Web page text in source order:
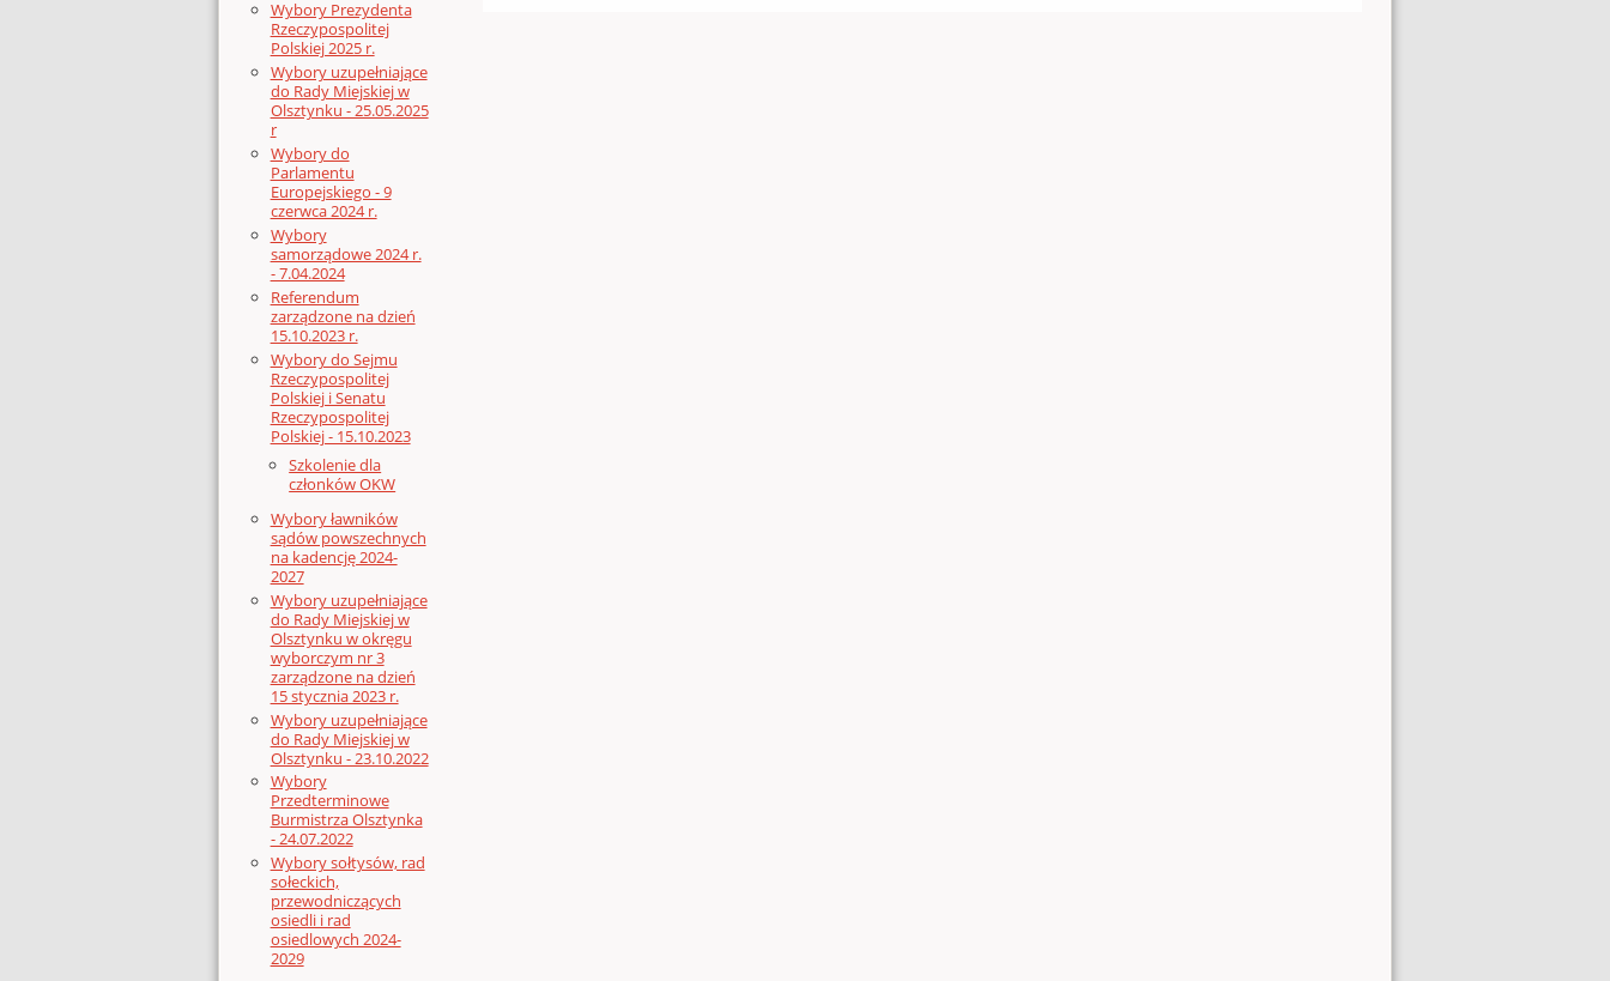
Wybory Prezydenta
Rzeczypospolitej
Polskiej 2025 r.
Wybory uzupełniające
do Rady Miejskiej w
Olsztynku - 25.05.2025
r
Wybory do
Parlamentu
Europejskiego - 9
czerwca 2024 r.
Wybory
samorządowe 2024 r.
- 7.04.2024
Referendum
zarządzone na dzień
15.10.2023 r.
Wybory do Sejmu
Rzeczypospolitej
Polskiej i Senatu
Rzeczypospolitej
Polskiej - 15.10.2023
Szkolenie dla
członków OKW
Wybory ławników
sądów powszechnych
na kadencję 2024-
2027
Wybory uzupełniające
do Rady Miejskiej w
Olsztynku w okręgu
wyborczym nr 3
zarządzone na dzień
15 stycznia 2023 r.
Wybory uzupełniające
do Rady Miejskiej w
Olsztynku - 23.10.2022
Wybory
Przedterminowe
Burmistrza Olsztynka
- 24.07.2022
Wybory sołtysów, rad
sołeckich,
przewodniczących
osiedli i rad
osiedlowych 2024-
2029